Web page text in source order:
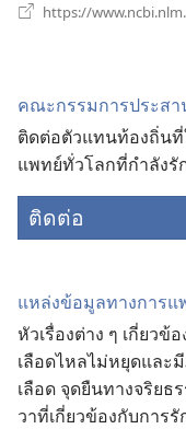
https://
คณะ​กรรมการ​ประสา
ติด​ต่อ​ตัว​แทน​ท้องถิ่น​ที่​
แพทย์​ทั่ว​โลก​ที่​กำลัง​รั
ติดต่อ
แหล่ง​ข้อมูล​ทาง​การ​แ
หัว​เรื่อง​ต่าง ๆ เกี่ยว​ข้
เลือด​ไหล​ไม่​หยุด​และ​
เลือด จุด​ยืน​ทาง​จริย
วา​ที่​เกี่ยว​ข้อง​กับ​การ​